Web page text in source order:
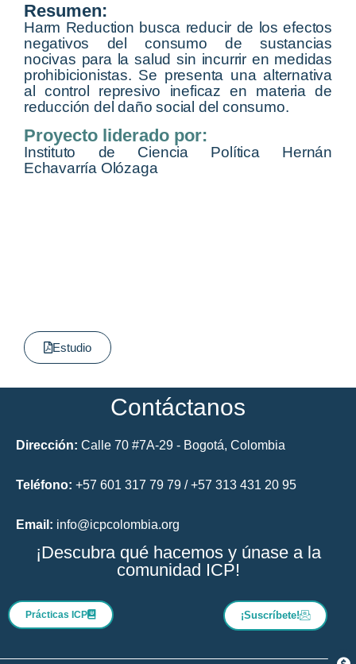
Resumen:
Harm Reduction busca reducir de los efectos
negativos del consumo de sustancias
nocivas para la salud sin incurrir en medidas
prohibicionistas. Se presenta una alternativa
al control represivo ineficaz en materia de
reducción del daño social del consumo.
Proyecto liderado por:
Instituto de Ciencia Política Hernán
Echavarría Olózaga
Estudio
Contáctanos
Dirección: Calle 70 #7A-29 - Bogotá, Colombia
Teléfono: +57 601 317 79 79 / +57 313 431 20 95
Email: info@icpcolombia.org
¡Descubra qué hacemos y únase a la
comunidad ICP!
Prácticas ICP ¡Suscríbete!